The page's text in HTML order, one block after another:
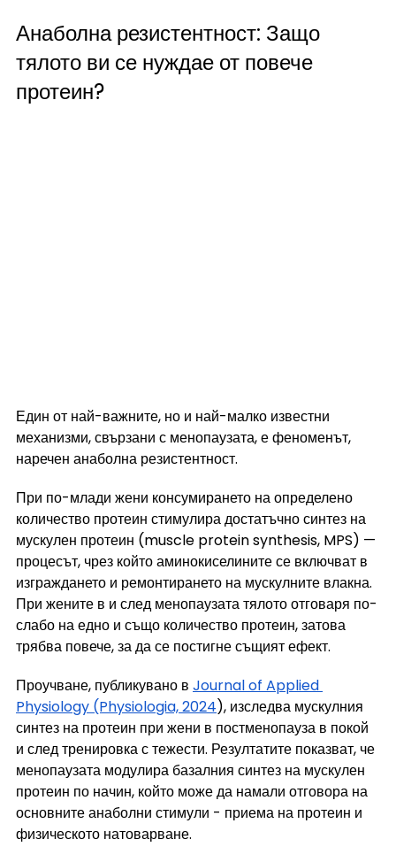
Анаболна резистентност: Защо
тялото ви се нуждае от повече
протеин?
Един от най-важните, но и най-малко известни
механизми, свързани с менопаузата, е феноменът,
наречен анаболна резистентност.
При по-млади жени консумирането на определено
количество протеин стимулира достатъчно синтез на
мускулен протеин (muscle protein synthesis, MPS) —
процесът, чрез който аминокиселините се включват в
изграждането и ремонтирането на мускулните влакна.
При жените в и след менопаузата тялото отговаря по-
слабо на едно и също количество протеин, затова
трябва повече, за да се постигне същият ефект.
Проучване, публикувано в Journal of Applied
Physiology (Physiologia, 2024), изследва мускулния
синтез на протеин при жени в постменопауза в покой
и след тренировка с тежести. Резултатите показват, че
менопаузата модулира базалния синтез на мускулен
протеин по начин, който може да намали отговора на
основните анаболни стимули - приема на протеин и
физическото натоварване.